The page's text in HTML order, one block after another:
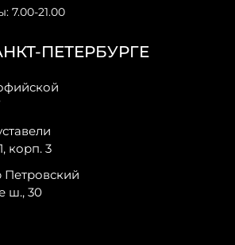
ПЕТЕРБУРГЕ
корп. 3
ш., 30
7.00-21.00